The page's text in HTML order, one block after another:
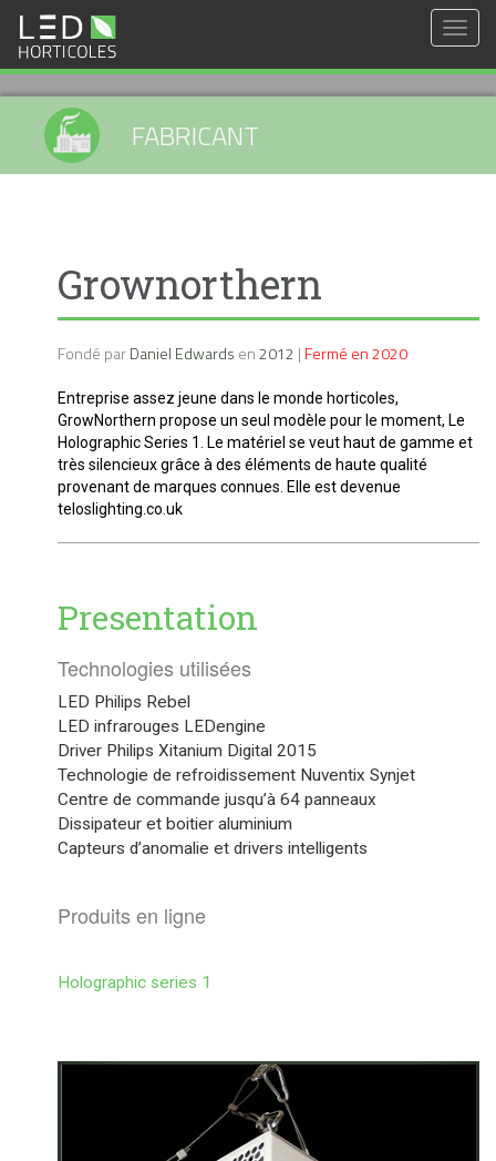
FABRICANT
Grownorthern
Fondé parDaniel Edwards en2012 | Fermé en 2020
Entreprise assez jeune dans le monde horticoles,
GrowNorthern propose un seul modèle pour le moment, Le
Holographic Series 1. Le matériel se veut haut de gamme et
très silencieux grâce à des éléments de haute qualité
provenant de marques connues. Elle est devenue
teloslighting.co.uk
Presentation
Technologies utilisées
LED Philips Rebel
LED infrarouges LEDengine
Driver Philips Xitanium Digital 2015
Technologie de refroidissement Nuventix Synjet
Centre de commande jusqu’à 64 panneaux
Dissipateur et boitier aluminium
Capteurs d’anomalie et drivers intelligents
Produits en ligne
Holographic series 1